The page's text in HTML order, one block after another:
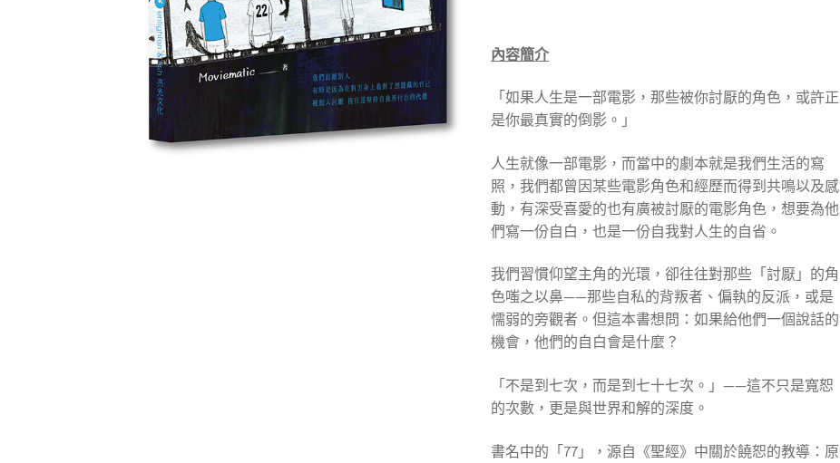
內容簡介
「如果人生是一部電影，那些被你討厭的角色，或許正
是你最真實的倒影。」
人生就像一部電影，而當中的劇本就是我們生活的寫
照，我們都曾因某些電影角色和經歷而得到共鳴以及感
動，有深受喜愛的也有廣被討厭的電影角色，想要為他
們寫一份自白，也是一份自我對人生的自省。
我們習慣仰望主角的光環，卻往往對那些「討厭」的角
色嗤之以鼻——那些自私的背叛者、偏執的反派，或是
懦弱的旁觀者。但這本書想問：如果給他們一個說話的
機會，他們的自白會是什麼？
「不是到七次，而是到七十七次。」——這不只是寬恕
的次數，更是與世界和解的深度。
書名中的「77」，源自《聖經》中關於饒恕的教導：原